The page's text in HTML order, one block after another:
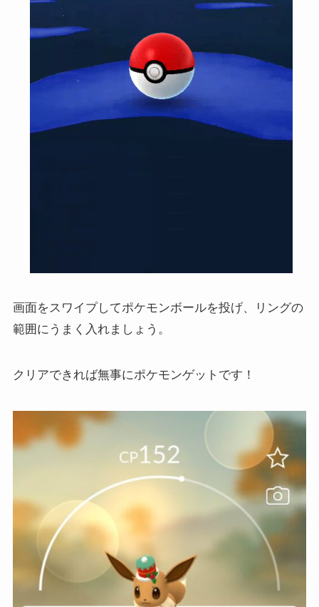
画面をスワイプしてポケモンボールを投げ、リングの
範囲にうまく入れましょう。
クリアできれば無事にポケモンゲットです！